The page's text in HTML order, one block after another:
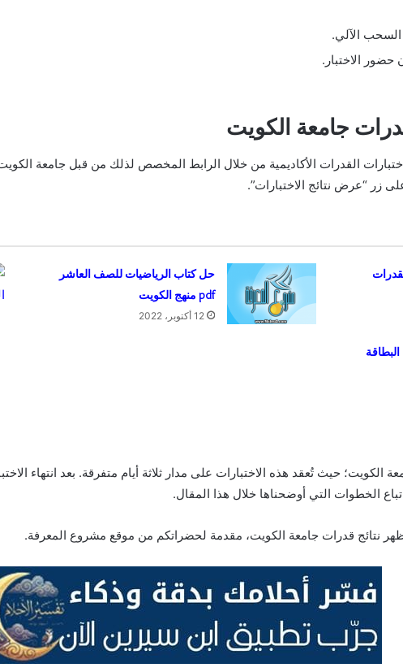
السحب الآلي.
حضور الاختبار.
جامعة الكويت
القدرات الأكاديمية من خلال الرابط المخصص لذلك من قبل جامعة
زر “عرض نتائج الاختبارات”.
حل كتاب الرياضيات للصف العاشر
pdf منهج الكويت
12 أكتوبر، 2022
الكويت؛ حيث تُعقد هذه الاختبارات على مدار ثلاثة أيام متفرقة. بعد انتهاء
الخطوات التي أوضحناها خلال هذا المقال.
نتائج قدرات جامعة الكويت، مقدمة لحضراتكم من موقع مشروع المعرفة.